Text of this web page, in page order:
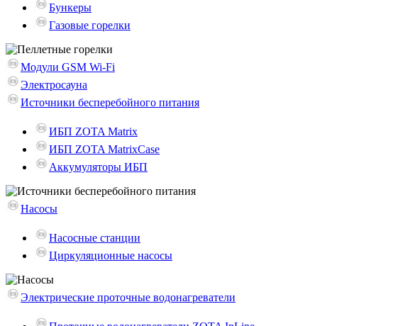
Бункеры
Газовые горелки
Модули GSM Wi-Fi
Электросауна
Источники бесперебойного питания
ИБП ZOTA Matrix
ИБП ZOTA MatrixCase
Аккумуляторы ИБП
Насосы
Насосные станции
Циркуляционные насосы
Электрические проточные водонагреватели